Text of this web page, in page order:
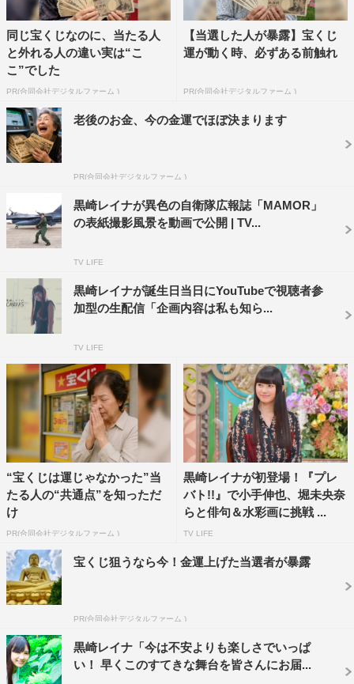
来年1月に発売される「黒崎レイナ カレンダー 2020-
2021」は、撮影枚数1万枚を超えたという前出の写真集
ればB3の大判サイズで、写真集以上の迫力満点のカット
が満載だ。
同じ宝くじなのに、当たる人
と外れる人の違い実は“こ
こ”でした
PR(合同会社デジタルファーム )
【当選した人が暴露】宝くじ
運が動く時、必ずある前触れ
PR(合同会社デジタルファーム )
老後のお金、今の金運でほぼ決まります
PR(合同会社デジタルファーム )
黒崎レイナが異色の自衛隊広報誌「MAMOR」
の表紙撮影風景を動画で公開 | TV...
TV LIFE
黒崎レイナが誕生日当日にYouTubeで視聴者参
加型の生配信「企画内容は私も知ら...
TV LIFE
“宝くじは運じゃなかった”当
たる人の“共通点”を知っただ
け
PR(合同会社デジタルファーム )
黒崎レイナが初登場！『プレ
バト!!』で小手伸也、堀未央奈
らと俳句＆水彩画に挑戦 ...
TV LIFE
宝くじ狙うなら今！金運上げた当選者が暴露
PR(合同会社デジタルファーム )
黒崎レイナ「今は不安よりも楽しさでいっぱ
い！ 早くこのすてきな舞台を皆さんにお届...